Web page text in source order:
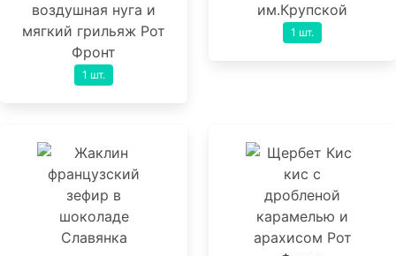
воздушная нуга и
мягкий грильяж Рот
Фронт
1 шт.
им.Крупской
1 шт.